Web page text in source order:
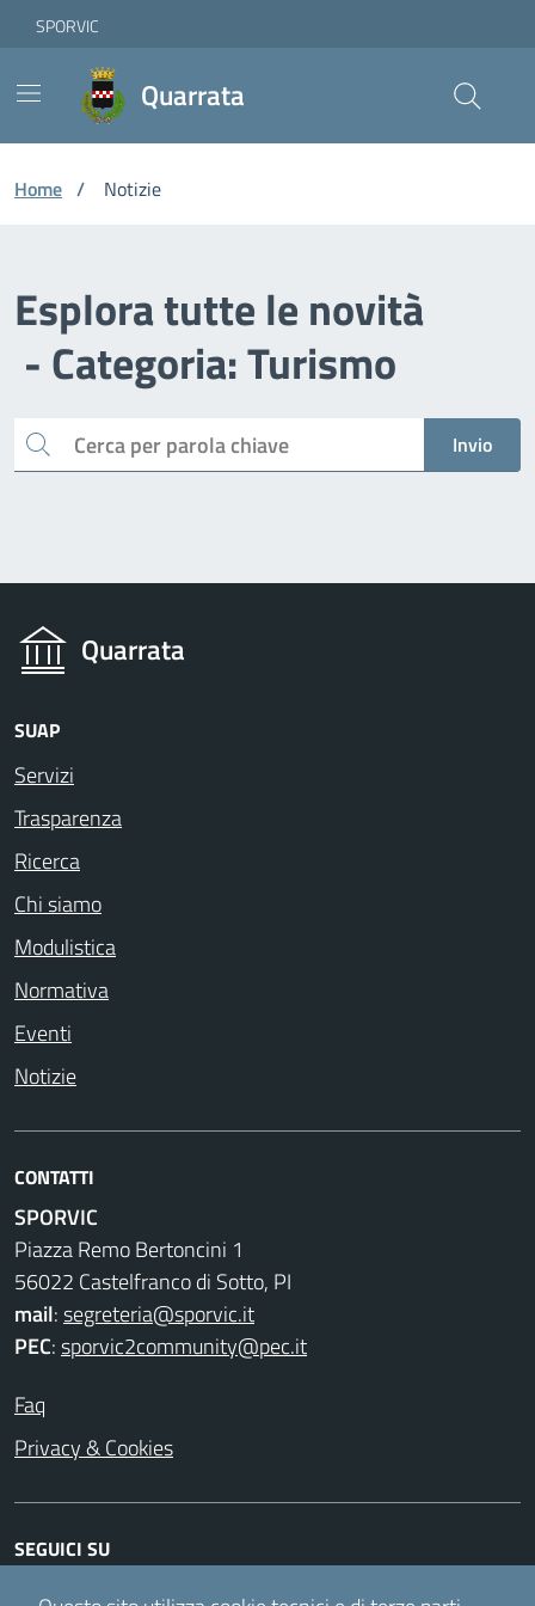
Skip to Main Content
Vai ai contenuti
Vai al footer
SPORVIC
Quarrata
Home / Notizie
Esplora tutte le novità
- Categoria: Turismo
Cerca Invio
Quarrata
SUAP
Servizi
Trasparenza
Ricerca
Chi siamo
Modulistica
Normativa
Eventi
Notizie
CONTATTI
SPORVIC
Piazza Remo Bertoncini 1
56022 Castelfranco di Sotto, PI
mail:segreteria@sporvic.it
PEC:sporvic2community@pec.it
Faq
Privacy & Cookies
SEGUICI SU
FacebookInstagramTwitter Youtube